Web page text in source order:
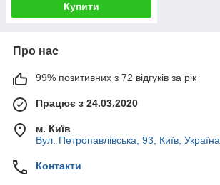
Купити
Про нас
99% позитивних з 72 відгуків за рік
Працює з 24.03.2020
м. Київ
Вул. Петропавлівська, 93, Київ, Україна
Контакти